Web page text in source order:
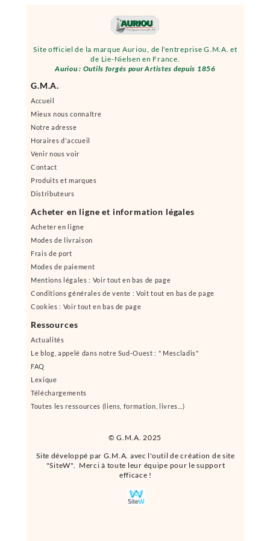
© G.M.A. 2025
Site officiel de la marque Auriou, de l'entreprise G.M.A. et
de Lie-Nielsen en France.
Auriou : Outils forgés pour Artistes depuis 1856
Site développé par G.M.A. avec l'outil de création de site
"SiteW". Merci à toute leur équipe pour le support
efficace !
G.M.A.
Accueil
Mieux nous connaître
Notre adresse
Horaires d'accueil
Venir nous voir
Contact
Produits et marques
Distributeurs
Acheter en ligne et information légales
Acheter en ligne
Modes de livraison
Frais de port
Modes de paiement
Mentions légales : Voir tout en bas de page
Conditions générales de vente : Voit tout en bas de page
Cookies : Voir tout en bas de page
Ressources
Actualités
Le blog, appelé dans notre Sud-Ouest : " Mescladis"
FAQ
Lexique
Téléchargements
Toutes les ressources (liens, formation, livres...)